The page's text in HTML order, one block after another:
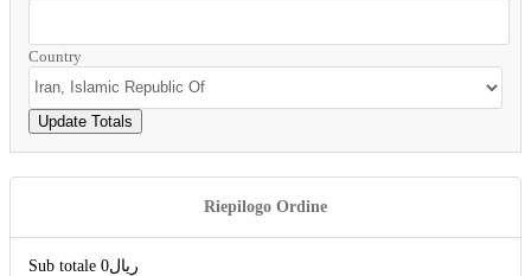
Country
Update Totals
Riepilogo Ordine
Sub totale 0ریال